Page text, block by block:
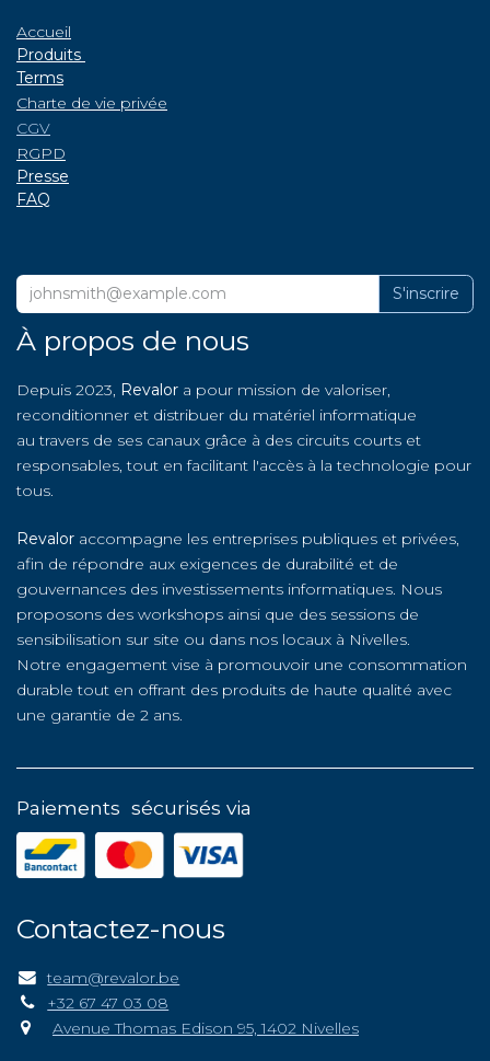
Accueil
Produits
Terms
Charte de vie privée
CGV
RGPD
Presse
FAQ
S'inscrire
À propos de nous
Depuis 2023, Revalor a pour mission de valoriser,
reconditionner et distribuer du matériel informatique
au travers de ses canaux grâce à des circuits courts et
responsables, tout en facilitant l'accès à la technologie pour
tous.
Revalor accompagne les entreprises publiques et privées,
afin de répondre aux exigences de durabilité et de
gouvernances des investissements informatiques. Nous
proposons des workshops ainsi que des sessions de
sensibilisation sur site ou dans nos locaux à Nivelles.
Notre engagement vise à promouvoir une consommation
durable tout en offrant des produits de haute qualité avec
une garantie de 2 ans.
Paiements sécurisés via
Contactez-nous
team@revalor.be
+32 67 47 03 08
Avenue Thomas Edison 95, 1402 Nivelles